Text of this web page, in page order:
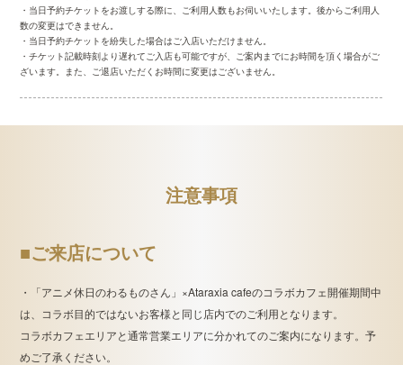
・当日予約チケットをお渡しする際に、ご利用人数もお伺いいたします。後からご利用人
数の変更はできません。
・当日予約チケットを紛失した場合はご入店いただけません。
・チケット記載時刻より遅れてご入店も可能ですが、ご案内までにお時間を頂く場合がご
ざいます。また、ご退店いただくお時間に変更はございません。
注意事項
■ご来店について
・「アニメ休日のわるものさん」×Ataraxia cafeのコラボカフェ開催期間中
は、コラボ目的ではないお客様と同じ店内でのご利用となります。
コラボカフェエリアと通常営業エリアに分かれてのご案内になります。予
めご了承ください。